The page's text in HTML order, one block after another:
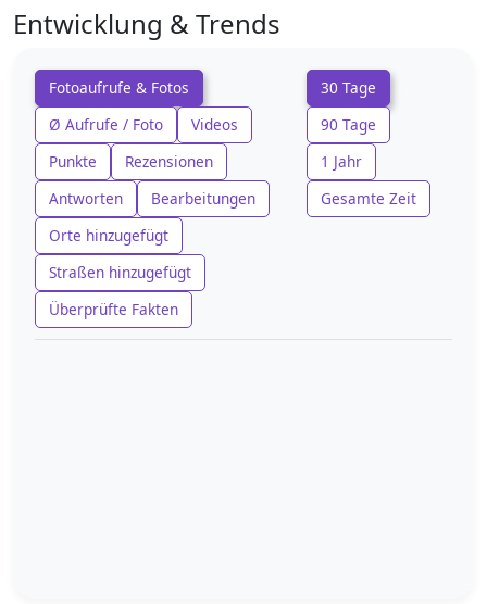
Entwicklung & Trends
Fotoaufrufe & Fotos
Ø Aufrufe / Foto
Videos
Punkte
Rezensionen
Antworten
Bearbeitungen
Orte hinzugefügt
Straßen hinzugefügt
Überprüfte Fakten
30 Tage
90 Tage
1 Jahr
Gesamte Zeit